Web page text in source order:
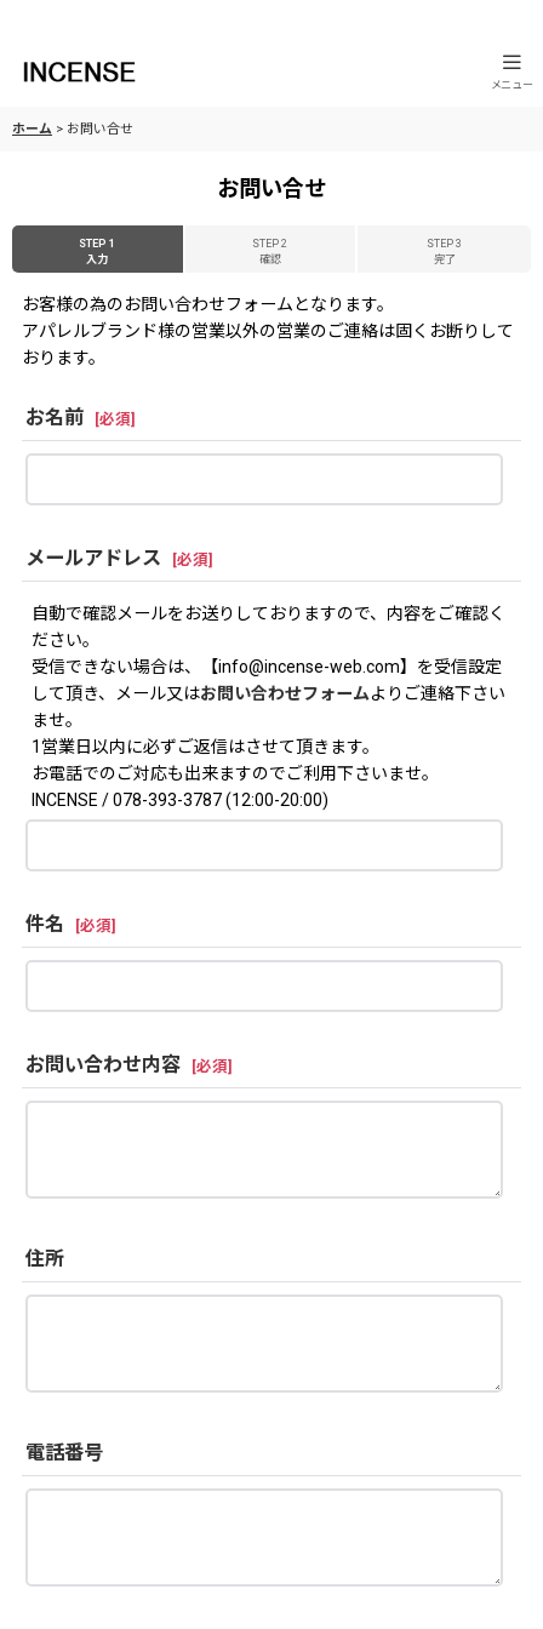
メニュー
ホーム > お問い合せ
お問い合せ
STEP 1
入力
STEP 2
確認
STEP 3
完了
お客様の為のお問い合わせフォームとなります。
アパレルブランド様の営業以外の営業のご連絡は固くお断りして
おります。
お名前 [必須]
メールアドレス [必須]
自動で確認メールをお送りしておりますので、内容をご確認く
ださい。
受信できない場合は、【info@incense-web.com】を受信設定
して頂き、メール又はお問い合わせフォームよりご連絡下さい
ませ。
1営業日以内に必ずご返信はさせて頂きます。
お電話でのご対応も出来ますのでご利用下さいませ。
INCENSE / 078-393-3787 (12:00-20:00)
件名 [必須]
お問い合わせ内容 [必須]
住所
電話番号